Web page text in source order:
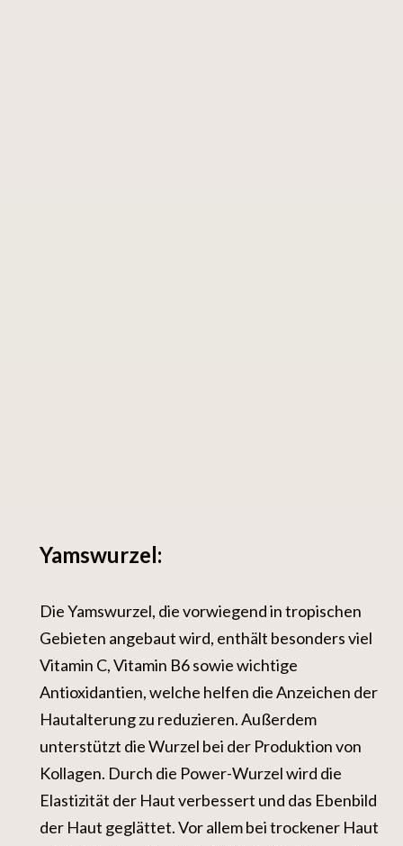
Yamswurzel:
Die Yamswurzel, die vorwiegend in tropischen
Gebieten angebaut wird, enthält besonders viel
Vitamin C, Vitamin B6 sowie wichtige
Antioxidantien, welche helfen die Anzeichen der
Hautalterung zu reduzieren. Außerdem
unterstützt die Wurzel bei der Produktion von
Kollagen. Durch die Power-Wurzel wird die
Elastizität der Haut verbessert und das Ebenbild
der Haut geglättet. Vor allem bei trockener Haut